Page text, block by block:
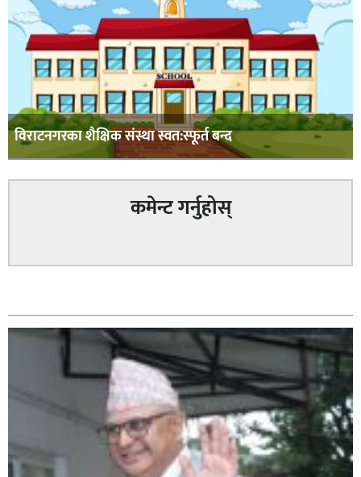
विराटनगरका शैक्षिक संस्था स्वत:स्फूर्त बन्द
कमेन्ट गर्नुहोस्